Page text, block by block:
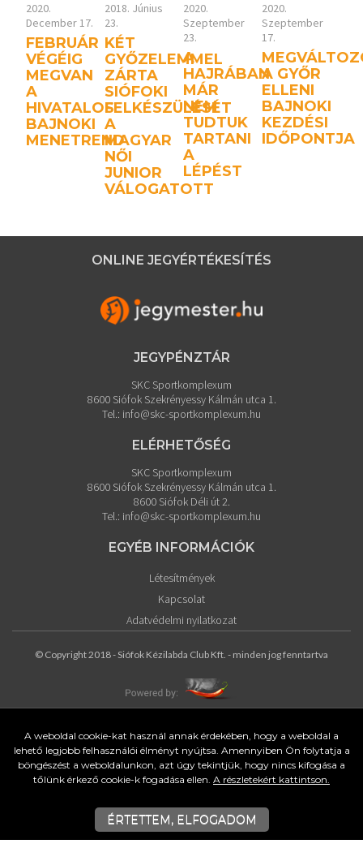
2020.
December 17.
FEBRUÁR
VÉGÉIG
MEGVAN
A
HIVATALOS
BAJNOKI
MENETREND
2018. Június
23.
KÉT
GYŐZELEMMEL
ZÁRTA
SIÓFOKI
FELKÉSZÜLÉSÉT
A
MAGYAR
NŐI
JUNIOR
VÁLOGATOTT
2020.
Szeptember
23.
A
HAJRÁBAN
MÁR
NEM
TUDTUK
TARTANI
A
LÉPÉST
2020.
Szeptember
17.
A GYŐR
ELLENI
BAJNOKI
KEZDÉSI
IDŐPONTJA
ONLINE JEGYÉRTÉKESÍTÉS
JEGYPÉNZTÁR
SKC Sportkomplexum
8600 Siófok Szekrényessy Kálmán utca 1.
Tel.: info@skc-sportkomplexum.hu
ELÉRHETŐSÉG
SKC Sportkomplexum
8600 Siófok Szekrényessy Kálmán utca 1.
8600 Siófok Déli út 2.
Tel.: info@skc-sportkomplexum.hu
EGYÉB INFORMÁCIÓK
Létesítmények
Kapcsolat
Adatvédelmi nyilatkozat
© Copyright 2018 - Siófok Kézilabda Club Kft. - minden jog fenntartva
A weboldal cookie-kat használ annak érdekében, hogy a weboldal a
lehető legjobb felhasználói élményt nyújtsa. Amennyiben Ön folytatja a
böngészést a weboldalunkon, azt úgy tekintjük, hogy nincs kifogása a
tőlünk érkező cookie-k fogadása ellen. A részletekért kattintson.
ÉRTETTEM, ELFOGADOM